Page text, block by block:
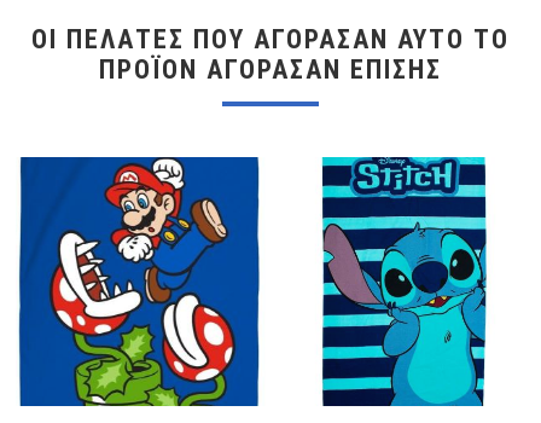
ΟΙ ΠΕΛΆΤΕΣ ΠΟΥ ΑΓΌΡΑΣΑΝ ΑΥΤΌ ΤΟ
ΠΡΟΪΌΝ ΑΓΌΡΑΣΑΝ ΕΠΊΣΗΣ